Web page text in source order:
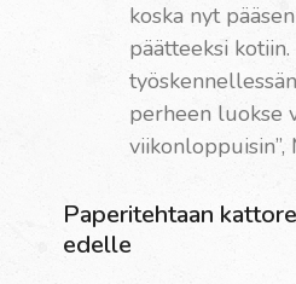
koska nyt
päätteeksi
perheen luokse
viikonloppuisin”,
Paperitehtaan
edelle